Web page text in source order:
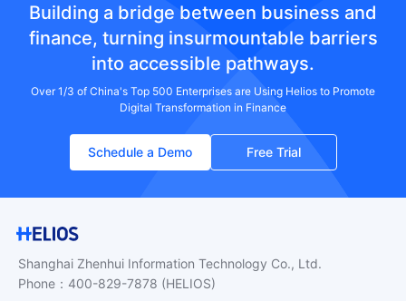
Building a bridge between business and
finance, turning insurmountable barriers
into accessible pathways.
Over 1/3 of China's Top 500 Enterprises are Using Helios to Promote
Digital Transformation in Finance
Schedule a Demo Free Trial
Shanghai Zhenhui Information Technology Co., Ltd.
Phone ： 400-829-7878 (HELIOS)